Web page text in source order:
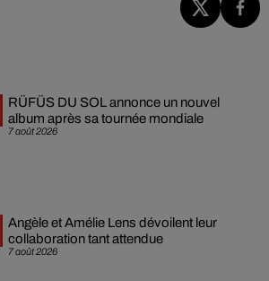
7 août 2026
RÜFÜS DU SOL annonce un nouvel
album après sa tournée mondiale
7 août 2026
Angèle et Amélie Lens dévoilent leur
collaboration tant attendue